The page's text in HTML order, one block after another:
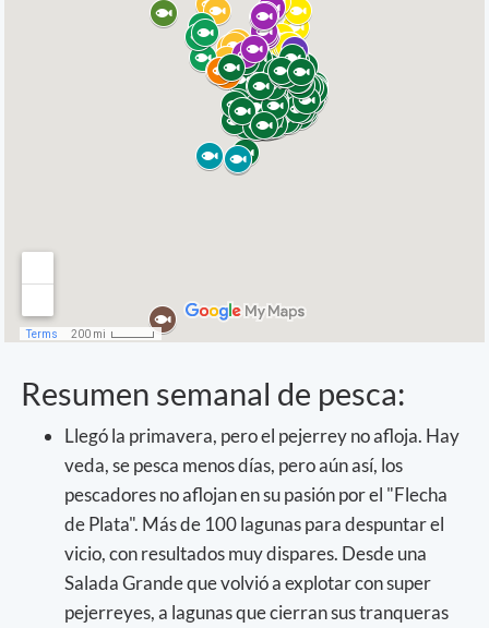
Resumen semanal de pesca:
Llegó la primavera, pero el pejerrey no afloja. Hay
veda, se pesca menos días, pero aún así, los
pescadores no aflojan en su pasión por el "Flecha
de Plata". Más de 100 lagunas para despuntar el
vicio, con resultados muy dispares. Desde una
Salada Grande que volvió a explotar con super
pejerreyes, a lagunas que cierran sus tranqueras